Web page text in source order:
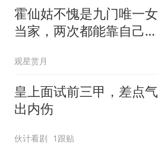
霍仙姑不愧是九门唯一女
当家，两次都能靠自己逆
观星赏月
皇上面试前三甲，差点气
出内伤
伙计看剧 1跟贴